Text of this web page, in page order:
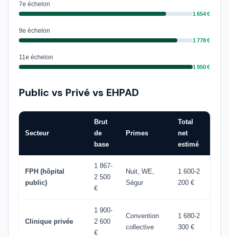
7e échelon
1 654 €
9e échelon
1 778 €
11e échelon
1 950 €
Public vs Privé vs EHPAD
Secteur
Brut
de
base
Primes
Total
net
estimé
FPH (hôpital
public)
1 867-
2 500
€
Nuit, WE,
Ségur
1 600-2
200 €
Clinique privée
1 900-
2 600
€
Convention
collective
1 680-2
300 €